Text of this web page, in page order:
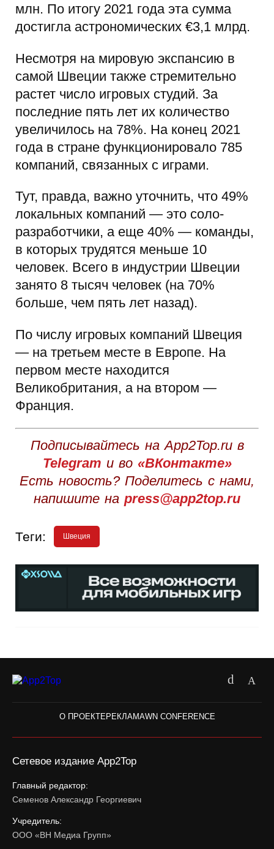
млн. По итогу 2021 года эта сумма
достигла астрономических €3,1 млрд.
Несмотря на мировую экспансию в
самой Швеции также стремительно
растет число игровых студий. За
последние пять лет их количество
увеличилось на 78%. На конец 2021
года в стране функционировало 785
компаний, связанных с играми.
Тут, правда, важно уточнить, что 49%
локальных компаний — это соло-
разработчики, а еще 40% — команды,
в которых трудятся меньше 10
человек. Всего в индустрии Швеции
занято 8 тысяч человек (на 70%
больше, чем пять лет назад).
По числу игровых компаний Швеция
— на третьем месте в Европе. На
первом месте находится
Великобритания, а на втором —
Франция.
Подписывайтесь на App2Top.ru в
Telegram и во «ВКонтакте»
Есть новость? Поделитесь с нами,
напишите на press@app2top.ru
Теги: Швеция
О ПРОЕКТЕРЕКЛАМАWN CONFERENCE
Сетевое издание App2Top
Главный редактор:
Семенов Александр Георгиевич
Учредитель:
ООО «ВН Медиа Групп»